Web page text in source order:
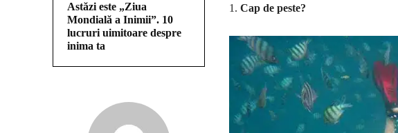
Astăzi este „Ziua
Mondială a Inimii”. 10
lucruri uimitoare despre
inima ta
Cap de peste?